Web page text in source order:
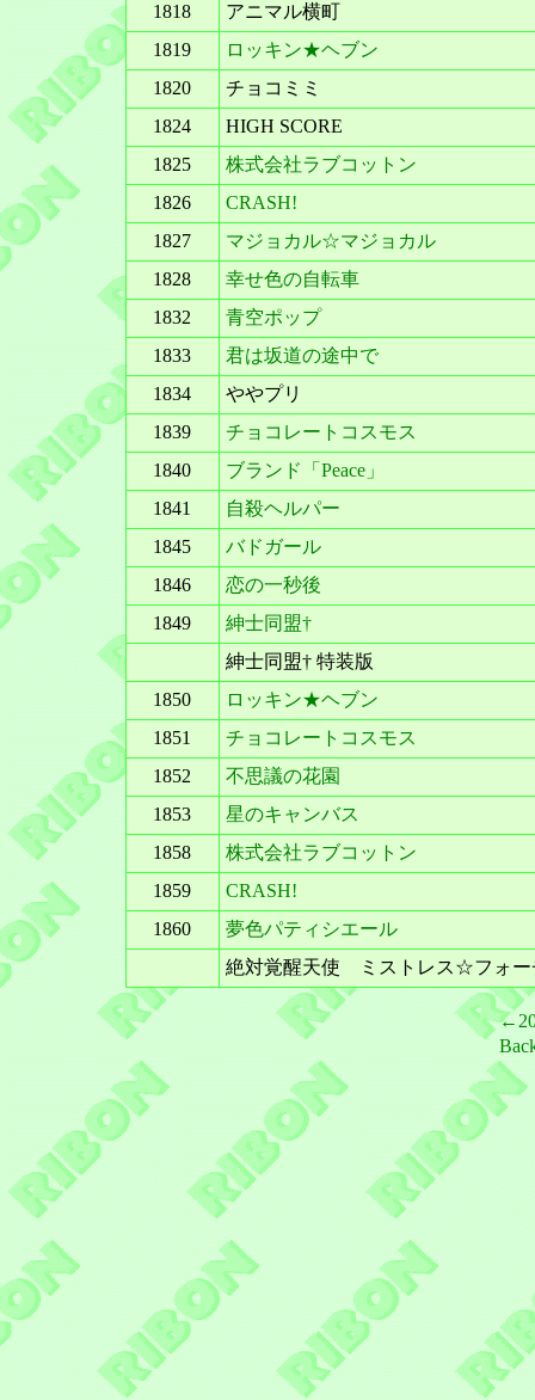
1818
アニマル横町
1819
ロッキン★ヘブン
1820
チョコミミ
1824
HIGH SCORE
1825
株式会社ラブコットン
1826
CRASH!
1827
マジョカル☆マジョカル
1828
幸せ色の自転車
1832
青空ポップ
1833
君は坂道の途中で
1834
ややプリ
1839
チョコレートコスモス
1840
ブランド「Peace」
1841
自殺ヘルパー
1845
バドガール
1846
恋の一秒後
1849
紳士同盟†
紳士同盟† 特装版
1850
ロッキン★ヘブン
1851
チョコレートコスモス
1852
不思議の花園
1853
星のキャンバス
1858
株式会社ラブコットン
1859
CRASH!
1860
夢色パティシエール
絶対覚醒天使 ミストレス☆フォー